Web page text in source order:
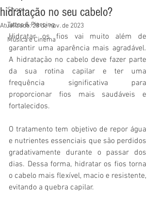
Shop
Tattoo & Piercing
Música e Cinema
hidratação no seu cabelo?
Atualizado:28 de nov. de 2023
Hidratar os fios vai muito além de
garantir uma aparência mais agradável.
A hidratação no cabelo deve fazer parte
da sua rotina capilar e ter uma
frequência significativa para
proporcionar fios mais saudáveis e
fortalecidos.
O tratamento tem objetivo de repor água
e nutrientes essenciais que são perdidos
gradativamente durante o passar dos
dias. Dessa forma, hidratar os fios torna
o cabelo mais flexível, macio e resistente,
evitando a quebra capilar.